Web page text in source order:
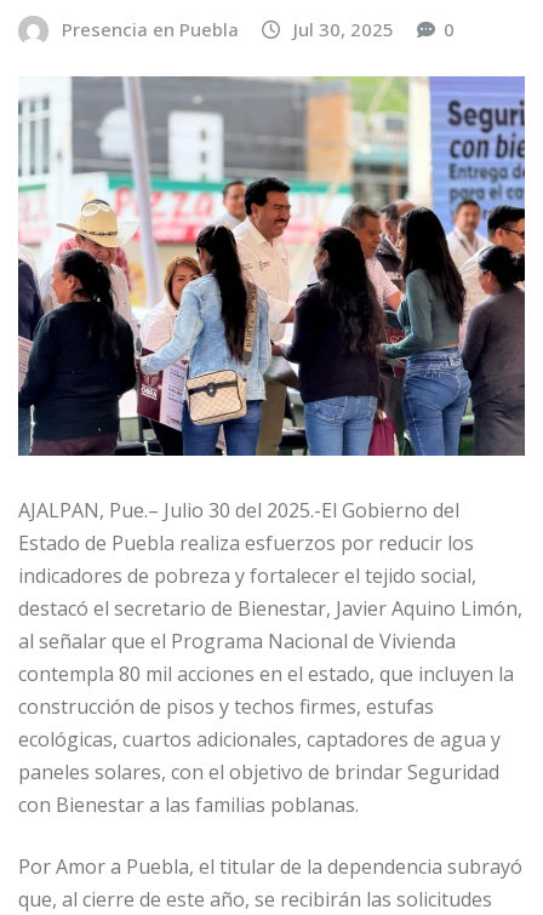
Presencia en Puebla Jul 30, 2025 0
AJALPAN, Pue.– Julio 30 del 2025.-El Gobierno del
Estado de Puebla realiza esfuerzos por reducir los
indicadores de pobreza y fortalecer el tejido social,
destacó el secretario de Bienestar, Javier Aquino Limón,
al señalar que el Programa Nacional de Vivienda
contempla 80 mil acciones en el estado, que incluyen la
construcción de pisos y techos firmes, estufas
ecológicas, cuartos adicionales, captadores de agua y
paneles solares, con el objetivo de brindar Seguridad
con Bienestar a las familias poblanas.
Por Amor a Puebla, el titular de la dependencia subrayó
que, al cierre de este año, se recibirán las solicitudes